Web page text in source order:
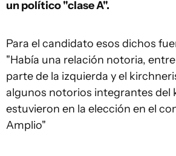
un político "clase A".
Para el candidato esos dichos
"Había una relación notoria,
parte de la izquierda y el
algunos notorios integrantes del
estuvieron en la elección en el
Amplio"